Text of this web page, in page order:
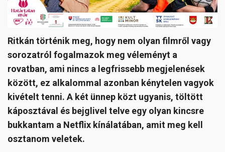
Ritkán történik meg, hogy nem olyan filmről vagy
sorozatról fogalmazok meg véleményt a
rovatban, ami nincs a legfrissebb megjelenések
között, ez alkalommal azonban kénytelen vagyok
kivételt tenni. A két ünnep közt ugyanis, töltött
káposztával és bejglivel telve egy olyan kincsre
bukkantam a Netflix kínálatában, amit meg kell
osztanom veletek.